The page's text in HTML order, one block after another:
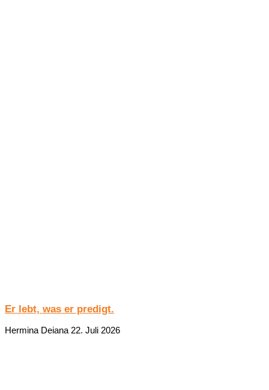
Er lebt, was er predigt.
Hermina Deiana 22. Juli 2026